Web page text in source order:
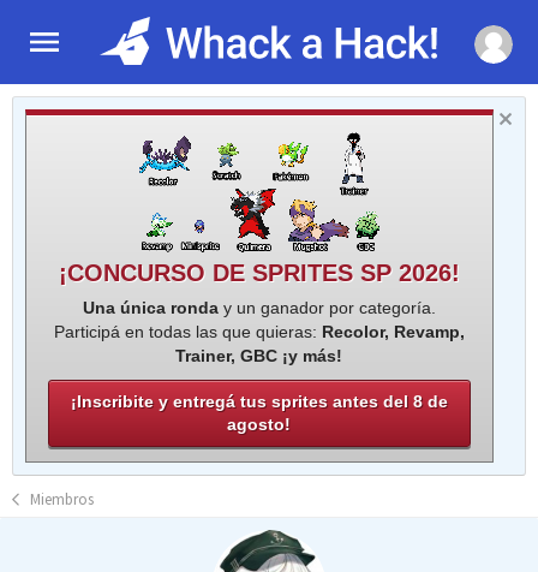
¡CONCURSO DE SPRITES SP 2026!
Una única ronday un ganador por categoría.
Participá en todas las que quieras: Recolor, Revamp,
Trainer, GBC ¡y más!
¡Inscribite y entregá tus sprites antes del 8 de
agosto!
Miembros